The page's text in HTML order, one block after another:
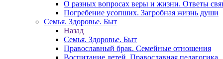
О разных вопросах веры и жизни. Ответы
Погребение усопших. Загробная жизнь души
Семья. Здоровье. Быт
Назад
Семья. Здоровье. Быт
Православный брак. Семейные отношения
Воспитание детей. Православная педагогика